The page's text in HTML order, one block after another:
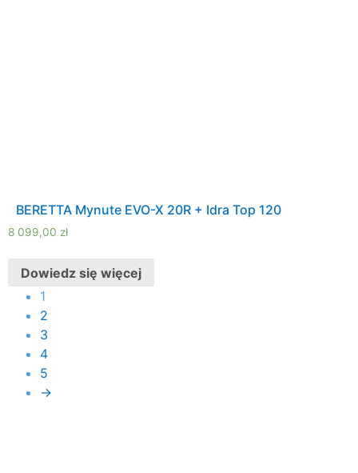
BERETTA Mynute EVO-X 20R + Idra Top 120
8 099,00 zł
Dowiedz się więcej
1
2
3
4
5
→